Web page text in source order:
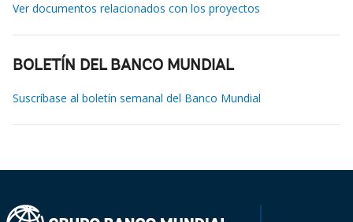
Ver documentos relacionados con los proyectos
BOLETÍN DEL BANCO MUNDIAL
Suscríbase al boletín semanal del Banco Mundial